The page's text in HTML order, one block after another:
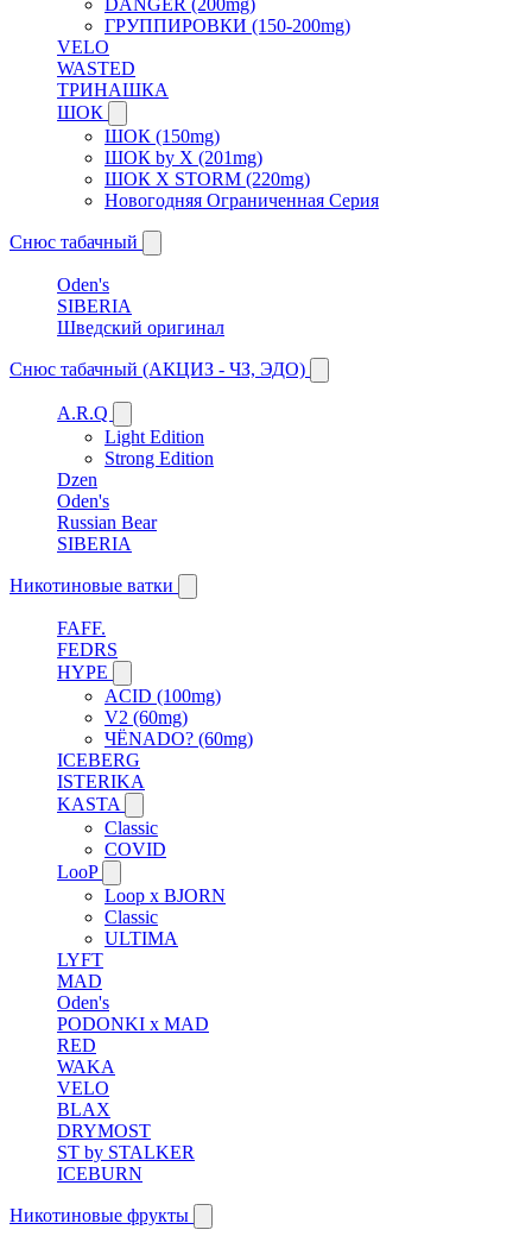
ГРУППИРОВКИ (150-200mg)
VELO
WASTED
ТРИНАШКА
ШОК
ШОК (150mg)
ШОК by X (201mg)
ШОК X STORM (220mg)
Новогодняя Ограниченная Серия
Снюс табачный
Oden's
SIBERIA
Шведский оригинал
Снюс табачный (АКЦИЗ - ЧЗ, ЭДО)
A.R.Q
Light Edition
Strong Edition
Dzen
Oden's
Russian Bear
SIBERIA
Никотиновые ватки
FAFF.
FEDRS
HYPE
ACID (100mg)
V2 (60mg)
ЧЁNADO? (60mg)
ICEBERG
ISTERIKA
KASTA
Classic
COVID
LooP
Loop x BJORN
Classic
ULTIMA
LYFT
MAD
Oden's
PODONKI x MAD
RED
WAKA
VELO
BLAX
DRYMOST
ST by STALKER
ICEBURN
Никотиновые фрукты